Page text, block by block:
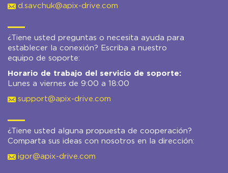
d.savchuk@apix-drive.com
¿Tiene usted preguntas o necesita ayuda para
establecer la conexión? Escriba a nuestro
equipo de soporte:
Horario de trabajo del servicio de soporte:
Lunes a viernes de 9:00 a 18:00
support@apix-drive.com
¿Tiene usted alguna propuesta de cooperación?
Comparta sus ideas con nosotros en la dirección:
igor@apix-drive.com